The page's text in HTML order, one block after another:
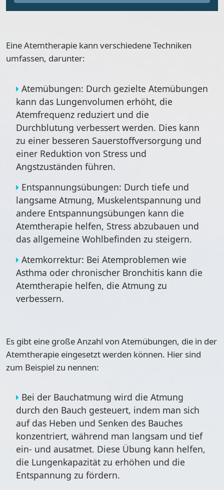
Eine Atemtherapie kann verschiedene Techniken
umfassen, darunter:
Atemübungen: Durch gezielte Atemübungen
kann das Lungenvolumen erhöht, die
Atemfrequenz reduziert und die
Durchblutung verbessert werden. Dies kann
zu einer besseren Sauerstoffversorgung und
einer Reduktion von Stress und
Angstzuständen führen.
Entspannungsübungen: Durch tiefe und
langsame Atmung, Muskelentspannung und
andere Entspannungsübungen kann die
Atemtherapie helfen, Stress abzubauen und
das allgemeine Wohlbefinden zu steigern.
Atemkorrektur: Bei Atemproblemen wie
Asthma oder chronischer Bronchitis kann die
Atemtherapie helfen, die Atmung zu
verbessern.
Es gibt eine große Anzahl von Atemübungen, die in der
Atemtherapie eingesetzt werden können. Hier sind
zum Beispiel zu nennen:
Bei der Bauchatmung wird die Atmung
durch den Bauch gesteuert, indem man sich
auf das Heben und Senken des Bauches
konzentriert, während man langsam und tief
ein- und ausatmet. Diese Übung kann helfen,
die Lungenkapazität zu erhöhen und die
Entspannung zu fördern.